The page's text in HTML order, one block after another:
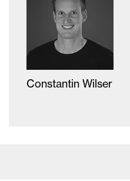
Constantin Wilser